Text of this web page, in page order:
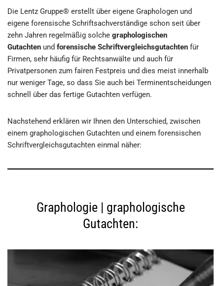
Die Lentz Gruppe® erstellt über eigene Graphologen und
eigene forensische Schriftsachverständige schon seit über
zehn Jahren regelmäßig solche graphologischen
Gutachten und forensische Schriftvergleichsgutachten für
Firmen, sehr häufig für Rechtsanwälte und auch für
Privatpersonen zum fairen Festpreis und dies meist innerhalb
nur weniger Tage, so dass Sie auch bei Terminentscheidungen
schnell über das fertige Gutachten verfügen.
Nachstehend erklären wir Ihnen den Unterschied, zwischen
einem graphologischen Gutachten und einem forensischen
Schriftvergleichsgutachten einmal näher:
Graphologie | graphologische
Gutachten: